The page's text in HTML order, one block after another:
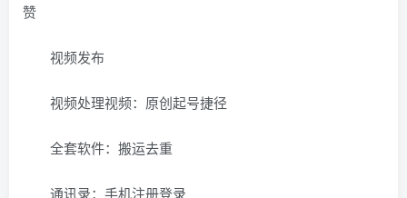
赞
视频发布
视频处理视频：原创起号捷径
全套软件：搬运去重
通讯录：手机注册登录